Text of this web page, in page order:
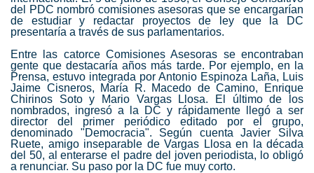
del PDC nombró comisiones asesoras que se encargarían
de estudiar y redactar proyectos de ley que la DC
presentaría a través de sus parlamentarios.
Entre las catorce Comisiones Asesoras se encontraban
gente que destacaría años más tarde. Por ejemplo, en la
Prensa, estuvo integrada por Antonio Espinoza Laña, Luis
Jaime Cisneros, María R. Macedo de Camino, Enrique
Chirinos Soto y Mario Vargas Llosa. El último de los
nombrados, ingresó a la DC y rápidamente llegó a ser
director del primer periódico editado por el grupo,
denominado "Democracia". Según cuenta Javier Silva
Ruete, amigo inseparable de Vargas Llosa en la década
del 50, al enterarse el padre del joven periodista, lo obligó
a renunciar. Su paso por la DC fue muy corto.